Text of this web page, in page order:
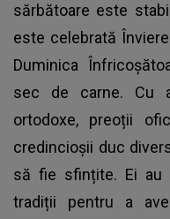
sărbătoare este
este celebrată
Duminica
sec de carne. Cu
ortodoxe, preoții
credincioșii duc
să fie sfințite. Ei au
tradiții pentru a